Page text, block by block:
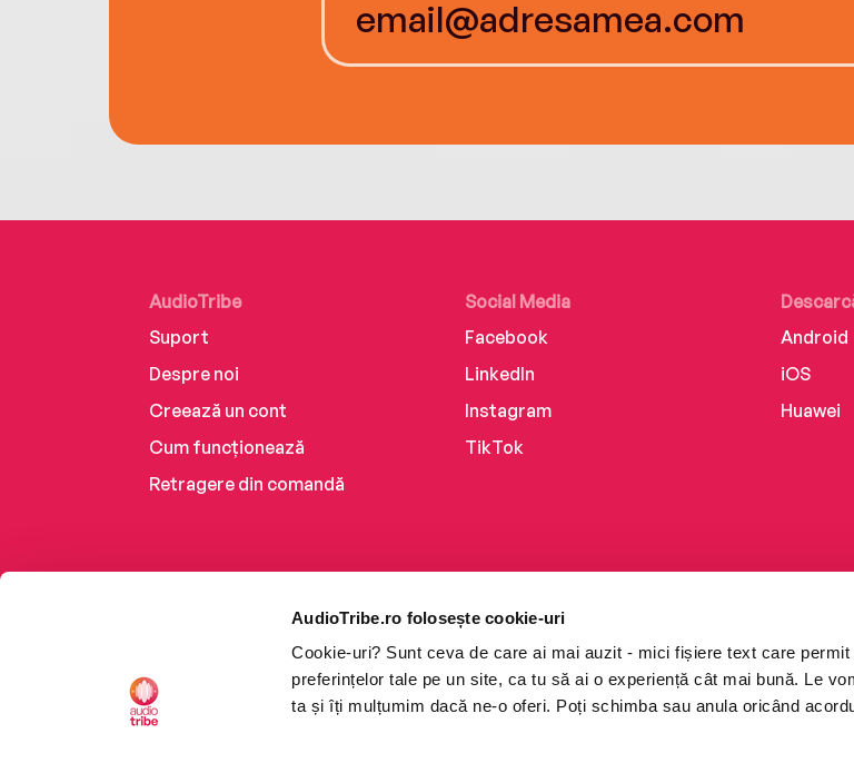
AudioTribe.ro folosește cookie-uri
Cookie-uri? Sunt ceva de care ai mai auzit - mici fișiere text care
preferințelor tale pe un site, ca tu să ai o experiență cât mai bună. Le
ta și îți mulțumim dacă ne-o oferi. Poți schimba sau anula oricând
AudioTribe
Suport
Despre noi
Creează un cont
Cum funcționează
Retragere din comandă
Social Media
Facebook
LinkedIn
Instagram
TikTok
Android
iOS
Huawei